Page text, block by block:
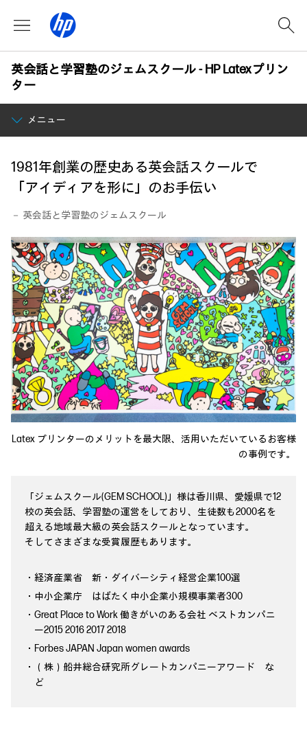
英会話と学習塾のジェムスクール - HP Latexプリン
ター
メニュー
1981年創業の歴史ある英会話スクールで
「アイディアを形に」のお手伝い
－ 英会話と学習塾のジェムスクール
Latex プリンターのメリットを最大限、活用いただいているお客様
の事例です。
「ジェムスクール(GEM SCHOOL)」様は香川県、愛媛県で12
校の英会話、学習塾の運営をしており、生徒数も2000名を
超える地域最大級の英会話スクールとなっています。
そしてさまざまな受賞履歴もあります。
・経済産業省 新・ダイバーシティ経営企業100選
・中小企業庁 はばたく中小企業小規模事業者300
・Great Place to Work 働きがいのある会社 ベストカンパニ
ー2015 2016 2017 2018
・Forbes JAPAN Japan women awards
・（株）船井総合研究所グレートカンパニーアワード な
ど